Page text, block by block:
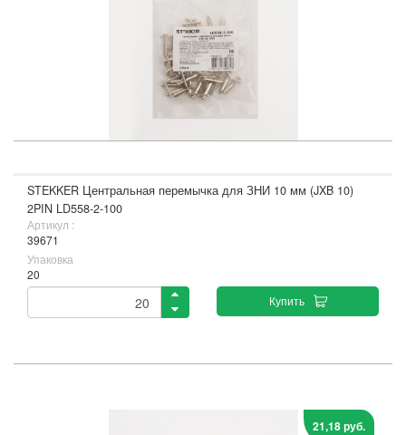
STEKKER Центральная перемычка для ЗНИ 10 мм (JXB 10)
2PIN LD558-2-100
Артикул :
39671
Упаковка
20
Купить
21,18 руб.